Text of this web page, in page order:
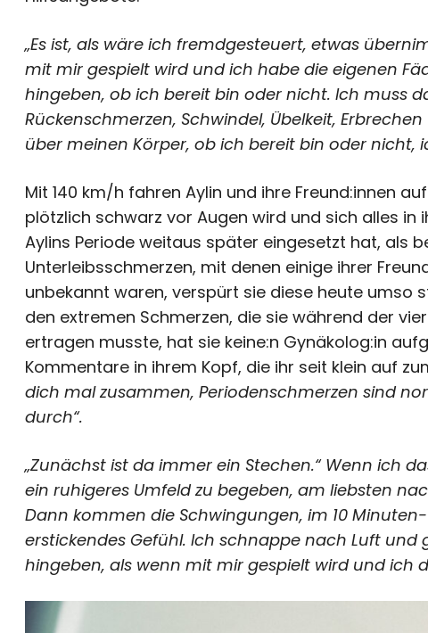
„Es ist, als wäre ich fremdgesteuert, etwas
mit mir gespielt wird und ich habe die eigenen
hingeben, ob ich bereit bin oder nicht. Ich muss
Rückenschmerzen, Schwindel, Übelkeit,
über meinen Körper, ob ich bereit bin oder nicht,
Mit 140 km/h fahren Aylin und ihre Freund:innen
plötzlich schwarz vor Augen wird und sich alles
Aylins Periode weitaus später eingesetzt hat, als
Unterleibsschmerzen, mit denen einige ihrer
unbekannt waren, verspürt sie diese heute umso
den extremen Schmerzen, die sie während der
ertragen musste, hat sie keine:n Gynäkolog:in
Kommentare in ihrem Kopf, die ihr seit klein auf
dich mal zusammen, Periodenschmerzen sind
durch“.
„Zunächst ist da immer ein Stechen.“ Wenn ich
ein ruhigeres Umfeld zu begeben, am liebsten
Dann kommen die Schwingungen, im 10
erstickendes Gefühl. Ich schnappe nach Luft
hingeben, als wenn mit mir gespielt wird und ich